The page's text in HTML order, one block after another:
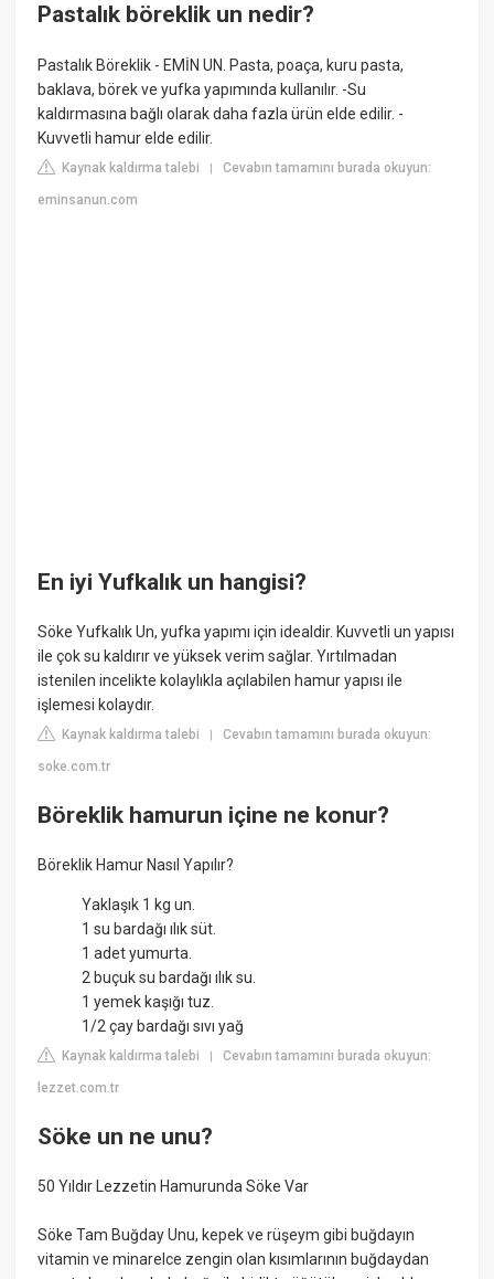
Pastalık böreklik un nedir?
Pastalık Böreklik - EMİN UN. Pasta, poaça, kuru pasta,
baklava, börek ve yufka yapımında kullanılır. -Su
kaldırmasına bağlı olarak daha fazla ürün elde edilir. -
Kuvvetli hamur elde edilir.
Kaynak kaldırma talebi |Cevabın tamamını burada okuyun:
eminsanun.com
En iyi Yufkalık un hangisi?
Söke Yufkalık Un, yufka yapımı için idealdir. Kuvvetli un yapısı
ile çok su kaldırır ve yüksek verim sağlar. Yırtılmadan
istenilen incelikte kolaylıkla açılabilen hamur yapısı ile
işlemesi kolaydır.
Kaynak kaldırma talebi |Cevabın tamamını burada okuyun:
soke.com.tr
Böreklik hamurun içine ne konur?
Böreklik Hamur Nasıl Yapılır?
Yaklaşık 1 kg un.
1 su bardağı ılık süt.
1 adet yumurta.
2 buçuk su bardağı ılık su.
1 yemek kaşığı tuz.
1/2 çay bardağı sıvı yağ
Kaynak kaldırma talebi |Cevabın tamamını burada okuyun:
lezzet.com.tr
Söke un ne unu?
50 Yıldır Lezzetin Hamurunda Söke Var
Söke Tam Buğday Unu, kepek ve rüşeym gibi buğdayın
vitamin ve minarelce zengin olan kısımlarının buğdaydan